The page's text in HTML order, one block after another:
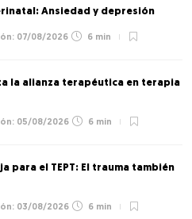
Ansiedad y depresión
07/08/2026 6 min
la alianza terapéutica en terapia
05/08/2026 6 min
para el TEPT: El trauma también
03/08/2026 6 min